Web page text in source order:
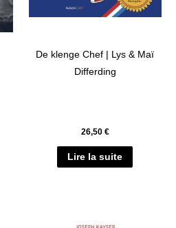
De klenge Chef | Lys & Maï
Differding
26,50 €
Lire la suite